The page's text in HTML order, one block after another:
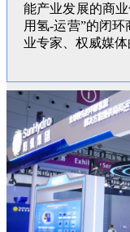
能产业发展的商
用氢-运营”的闭
业专家、权威媒体